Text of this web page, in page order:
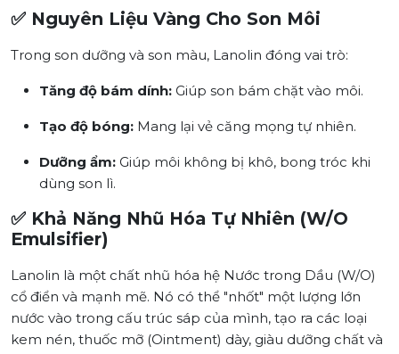
✅ Nguyên Liệu Vàng Cho Son Môi
Trong son dưỡng và son màu, Lanolin đóng vai trò:
Tăng độ bám dính: Giúp son bám chặt vào môi.
Tạo độ bóng: Mang lại vẻ căng mọng tự nhiên.
Dưỡng ẩm: Giúp môi không bị khô, bong tróc khi
dùng son lì.
✅ Khả Năng Nhũ Hóa Tự Nhiên (W/O
Emulsifier)
Lanolin là một chất nhũ hóa hệ Nước trong Dầu (W/O)
cổ điển và mạnh mẽ. Nó có thể "nhốt" một lượng lớn
nước vào trong cấu trúc sáp của mình, tạo ra các loại
kem nén, thuốc mỡ (Ointment) dày, giàu dưỡng chất và